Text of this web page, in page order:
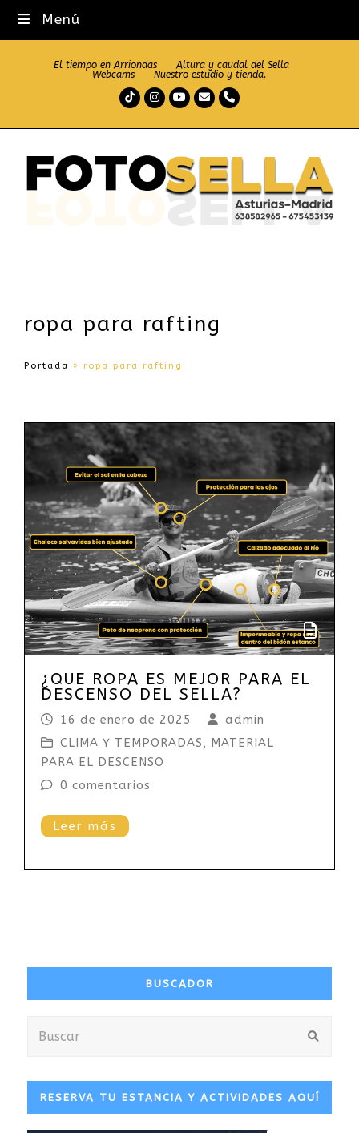
Menú
El tiempo en Arriondas
Altura y caudal del Sella
Webcams
Nuestro estudio y tienda.
TiktokInstagram
Youtube
CorreoTeléfono
ropa para rafting
Portada » ropa para rafting
¿QUE ROPA ES MEJOR PARA EL
DESCENSO DEL SELLA?
16 de enero de 2025
admin
CLIMA Y TEMPORADAS , MATERIAL
PARA EL DESCENSO
0 comentarios
Leer más
BUSCADOR
RESERVA TU ESTANCIA Y ACTIVIDADES AQUÍ